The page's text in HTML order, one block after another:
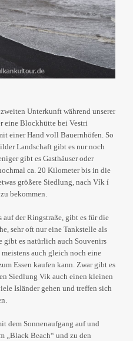
Unterkunft während unserer
eine Blockhütte bei Vestri
einer Hand voll Bauernhöfen. So
Landschaft gibt es nur noch
gibt es Gasthäuser oder
ca. 20 Kilometer bis in die
größere Siedlung, nach Vík í
bekommen.
der Ringstraße, gibt es für die
sehr oft nur eine Tankstelle als
gibt es natürlich auch Souvenirs
auch gleich noch eine
Essen kaufen kann. Zwar gibt es
Siedlung Vik auch einen kleinen
Isländer gehen und treffen sich
dem Sonnenaufgang auf und
„Black Beach“ und zu den